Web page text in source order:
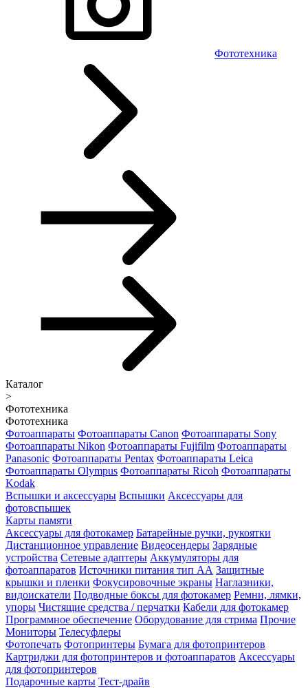
Фототехника
Каталог
>
Фототехника
Фототехника
Фотоаппараты Фотоаппараты Canon Фотоаппараты Sony
Фотоаппараты Nikon Фотоаппараты Fujifilm Фотоаппараты
Panasonic Фотоаппараты Pentax Фотоаппараты Leica
Фотоаппараты Olympus Фотоаппараты Ricoh Фотоаппараты
Kodak
Вспышки и аксессуары Вспышки Аксессуары для
фотовспышек
Карты памяти
Аксессуары для фотокамер Батарейные ручки, рукоятки
Дистанционное управление Видеосендеры Зарядные
устройства Сетевые адаптеры Аккумуляторы для
фотоаппаратов Источники питания тип АА Защитные
крышки и пленки Фокусировочные экраны Наглазники,
видоискатели Подводные боксы для фотокамер Ремни, лямки,
упоры Чистящие средства / перчатки Кабели для фотокамер
Программное обеспечение Оборудование для стрима Прочие
Мониторы Телесуфлеры
Фотопечать Фотопринтеры Бумага для фотопринтеров
Картриджи для фотопринтеров и фотоаппаратов Аксессуары
для фотопринтеров
Подарочные карты Тест-драйв